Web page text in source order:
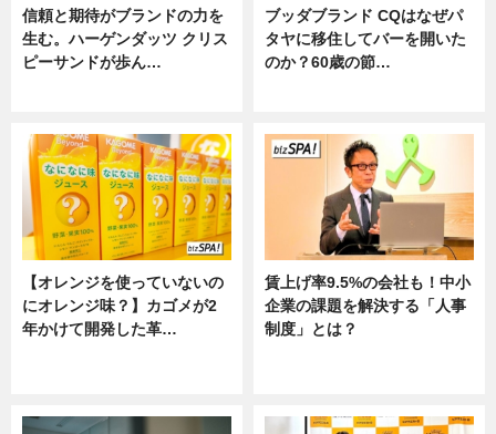
信頼と期待がブランドの力を
生む。ハーゲンダッツ クリス
ピーサンドが歩ん…
ブッダブランド CQはなぜパ
タヤに移住してバーを開いた
のか？60歳の節…
【オレンジを使っていないの
にオレンジ味？】カゴメが2
年かけて開発した革…
賃上げ率9.5%の会社も！中小
企業の課題を解決する「人事
制度」とは？